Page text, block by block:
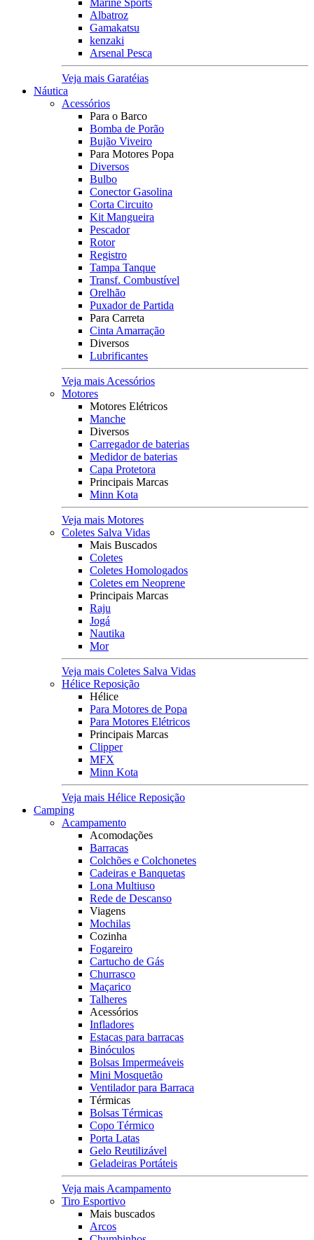
Marine Sports
Albatroz
Gamakatsu
kenzaki
Arsenal Pesca
Veja mais Garatéias
Náutica
Acessórios
Para o Barco
Bomba de Porão
Bujão Viveiro
Para Motores Popa
Diversos
Bulbo
Conector Gasolina
Corta Circuito
Kit Mangueira
Pescador
Rotor
Registro
Tampa Tanque
Transf. Combustível
Orelhão
Puxador de Partida
Para Carreta
Cinta Amarração
Diversos
Lubrificantes
Veja mais Acessórios
Motores
Motores Elétricos
Manche
Diversos
Carregador de baterias
Medidor de baterias
Capa Protetora
Principais Marcas
Minn Kota
Veja mais Motores
Coletes Salva Vidas
Mais Buscados
Coletes
Coletes Homologados
Coletes em Neoprene
Principais Marcas
Raju
Jogá
Nautika
Mor
Veja mais Coletes Salva Vidas
Hélice Reposição
Hélice
Para Motores de Popa
Para Motores Elétricos
Principais Marcas
Clipper
MFX
Minn Kota
Veja mais Hélice Reposição
Camping
Acampamento
Acomodações
Barracas
Colchões e Colchonetes
Cadeiras e Banquetas
Lona Multiuso
Rede de Descanso
Viagens
Mochilas
Cozinha
Fogareiro
Cartucho de Gás
Churrasco
Maçarico
Talheres
Acessórios
Infladores
Estacas para barracas
Binóculos
Bolsas Impermeáveis
Mini Mosquetão
Ventilador para Barraca
Térmicas
Bolsas Térmicas
Copo Térmico
Porta Latas
Gelo Reutilizável
Geladeiras Portáteis
Veja mais Acampamento
Tiro Esportivo
Mais buscados
Arcos